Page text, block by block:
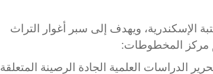
الإسكندرية، ويهدف إلى سبر أغوار التراث
مركز المخطوطات:
الدراسات العلمية الجادة الرصينة المتعلقة